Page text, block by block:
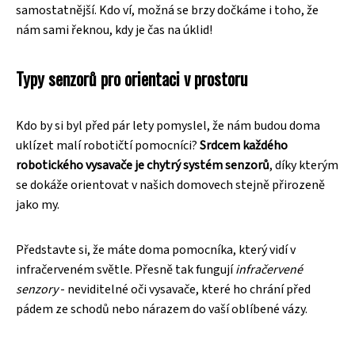
samostatnější. Kdo ví, možná se brzy dočkáme i toho, že
nám sami řeknou, kdy je čas na úklid!
Typy senzorů pro orientaci v prostoru
Kdo by si byl před pár lety pomyslel, že nám budou doma
uklízet malí robotičtí pomocníci?Srdcem každého
robotického vysavače je chytrý systém senzorů, díky kterým
se dokáže orientovat v našich domovech stejně přirozeně
jako my.
Představte si, že máte doma pomocníka, který vidí v
infračerveném světle. Přesně tak fungujíinfračervené
senzory- neviditelné oči vysavače, které ho chrání před
pádem ze schodů nebo nárazem do vaší oblíbené vázy.